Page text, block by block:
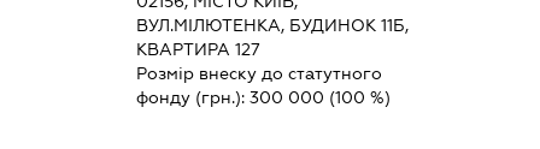
ВУЛ.МІЛЮТЕНКА, БУДИНОК 11Б,
КВАРТИРА 127
Розмір внеску до статутного
фонду (грн.): 300 000 (100 %)